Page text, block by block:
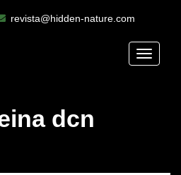
revista@hidden-nature.com
Toggle
dcn